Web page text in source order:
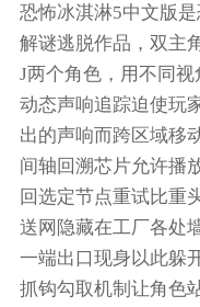
恐怖冰淇淋5中文版
解谜逃脱作品，双主
J两个角色，用不同视
动态声响追踪迫使玩
出的声响而跨区域移
间轴回溯芯片允许播
回选定节点重试比重
送网隐藏在工厂各处
一端出口现身以此躲
抓钩勾取机制让角色